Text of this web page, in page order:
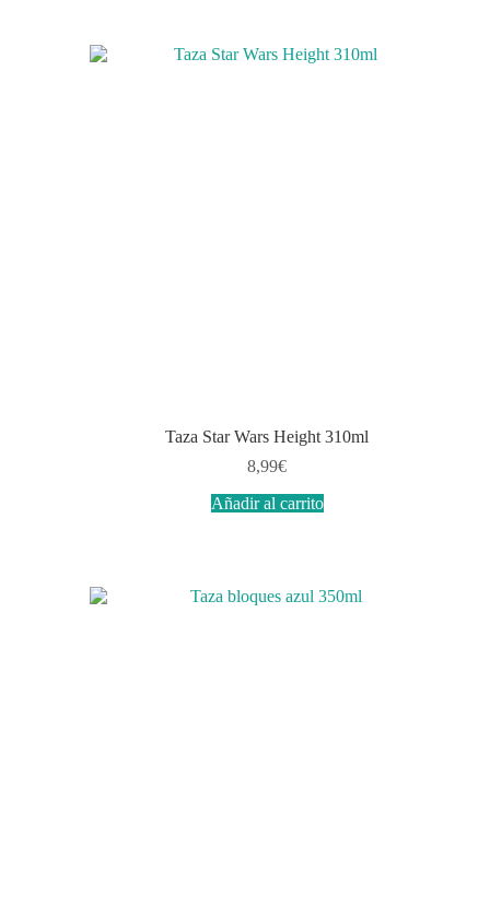
Taza Star Wars Height 310ml
8,99€
Añadir al carrito